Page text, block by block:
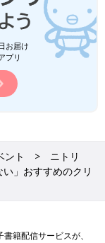
お届け
プリ
ント
ニトリ
」おすすめのクリ
籍配信サービスが、